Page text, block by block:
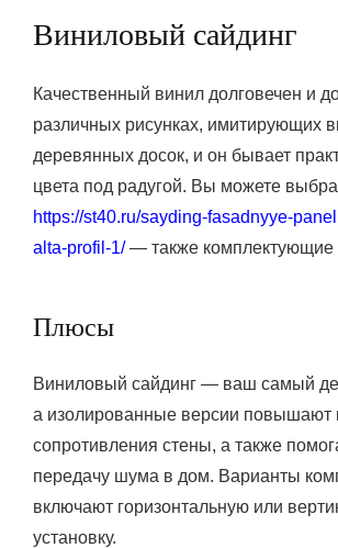
Виниловый сайдинг
Качественный винил долговечен и
различных рисунках, имитирующих
деревянных досок, и он бывает
цвета под радугой. Вы можете
https://st40.ru/sayding-fasadnyye-
alta-profil-1/— также комплектующие
Плюсы
Виниловый сайдинг — ваш самый
а изолированные версии повышают
сопротивления стены, а также
передачу шума в дом. Варианты
включают горизонтальную или
установку.